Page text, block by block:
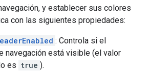
y establecer sus colores
con las siguientes propiedades:
: Controla si el
navegación está visible (el valor
es true ).